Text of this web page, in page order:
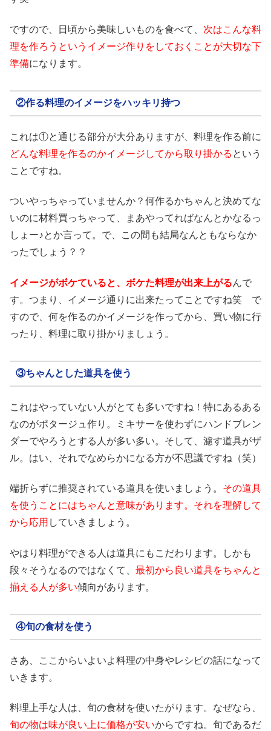
ですので、日頃から美味しいものを食べて、 次はこんな料
理を作ろうというイメージ作りをしておくことが大切な下
準備になります。
②作る料理のイメージをハッキリ持つ
これは①と通じる部分が大分ありますが、料理を作る前に
どんな料理を作るのかイメージしてから取り掛かる という
ことですね。
ついやっちゃっていませんか？何作るかちゃんと決めてな
いのに材料買っちゃって、まあやってればなんとかなるっ
しょー♪とか言って。で、この間も結局なんともならなか
ったでしょう？？
イメージがボケていると、ボケた料理が出来上がるんで
す。つまり、イメージ通りに出来たってことですね笑 で
すので、何を作るのかイメージを作ってから、買い物に行
ったり、料理に取り掛かりましょう。
③ちゃんとした道具を使う
これはやっていない人がとても多いですね！特にあるある
なのがポタージュ作り。ミキサーを使わずにハンドブレン
ダーでやろうとする人が多い多い。そして、濾す道具がザ
ル。はい、それでなめらかになる方が不思議ですね（笑）
端折らずに推奨されている道具を使いましょう。 その道具
を使うことにはちゃんと意味があります。それを理解して
から応用 していきましょう。
やはり料理ができる人は道具にもこだわります。しかも
段々そうなるのではなくて、 最初から良い道具をちゃんと
揃える人が多い傾向があります。
④旬の食材を使う
さあ、ここからいよいよ料理の中身やレシピの話になって
いきます。
料理上手な人は、旬の食材を使いたがります。なぜなら、
旬の物は味が良い上に価格が安いからですね。旬であるだ